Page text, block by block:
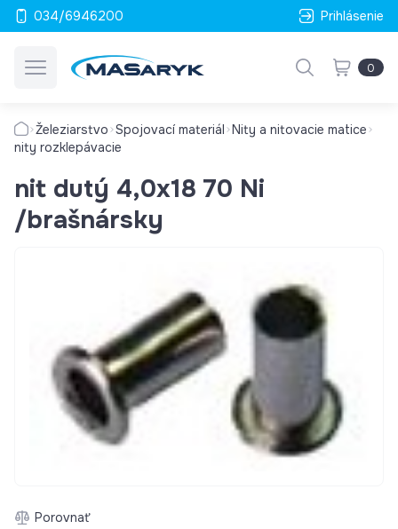
034/6946200 Prihlásenie
0
Železiarstvo Spojovací materiál Nity a nitovacie matice
nity rozklepávacie
nit dutý 4,0x18 70 Ni
/brašnársky
Porovnať